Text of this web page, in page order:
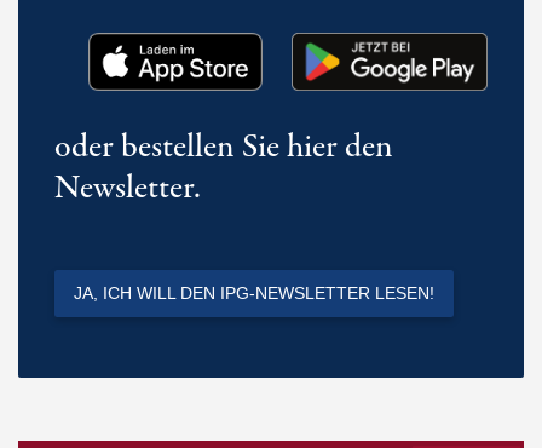
oder bestellen Sie hier den
Newsletter.
JA, ICH WILL DEN IPG-NEWSLETTER LESEN!